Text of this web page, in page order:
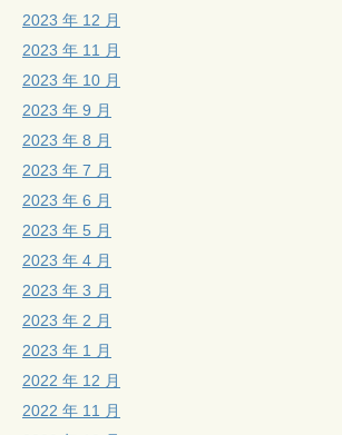
2023 年 12 月
2023 年 11 月
2023 年 10 月
2023 年 9 月
2023 年 8 月
2023 年 7 月
2023 年 6 月
2023 年 5 月
2023 年 4 月
2023 年 3 月
2023 年 2 月
2023 年 1 月
2022 年 12 月
2022 年 11 月